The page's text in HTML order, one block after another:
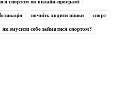
спортом по онлайн-програмі
почніть ходити пішки спорт
як змусити себе займатися спортом?